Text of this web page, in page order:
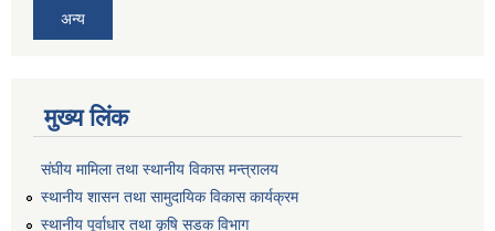
अन्य
मुख्य लिंक
संघीय मामिला तथा स्थानीय विकास मन्त्रालय
स्थानीय शासन तथा सामुदायिक विकास कार्यक्रम
स्थानीय पूर्वाधार तथा कृषि सडक विभाग